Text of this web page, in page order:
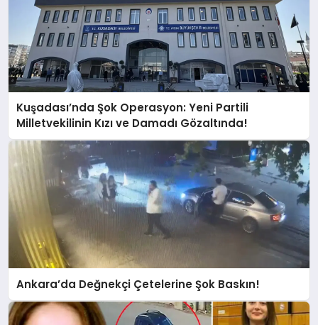
Kuşadası’nda Şok Operasyon: Yeni Partili
Milletvekilinin Kızı ve Damadı Gözaltında!
Ankara’da Değnekçi Çetelerine Şok Baskın!